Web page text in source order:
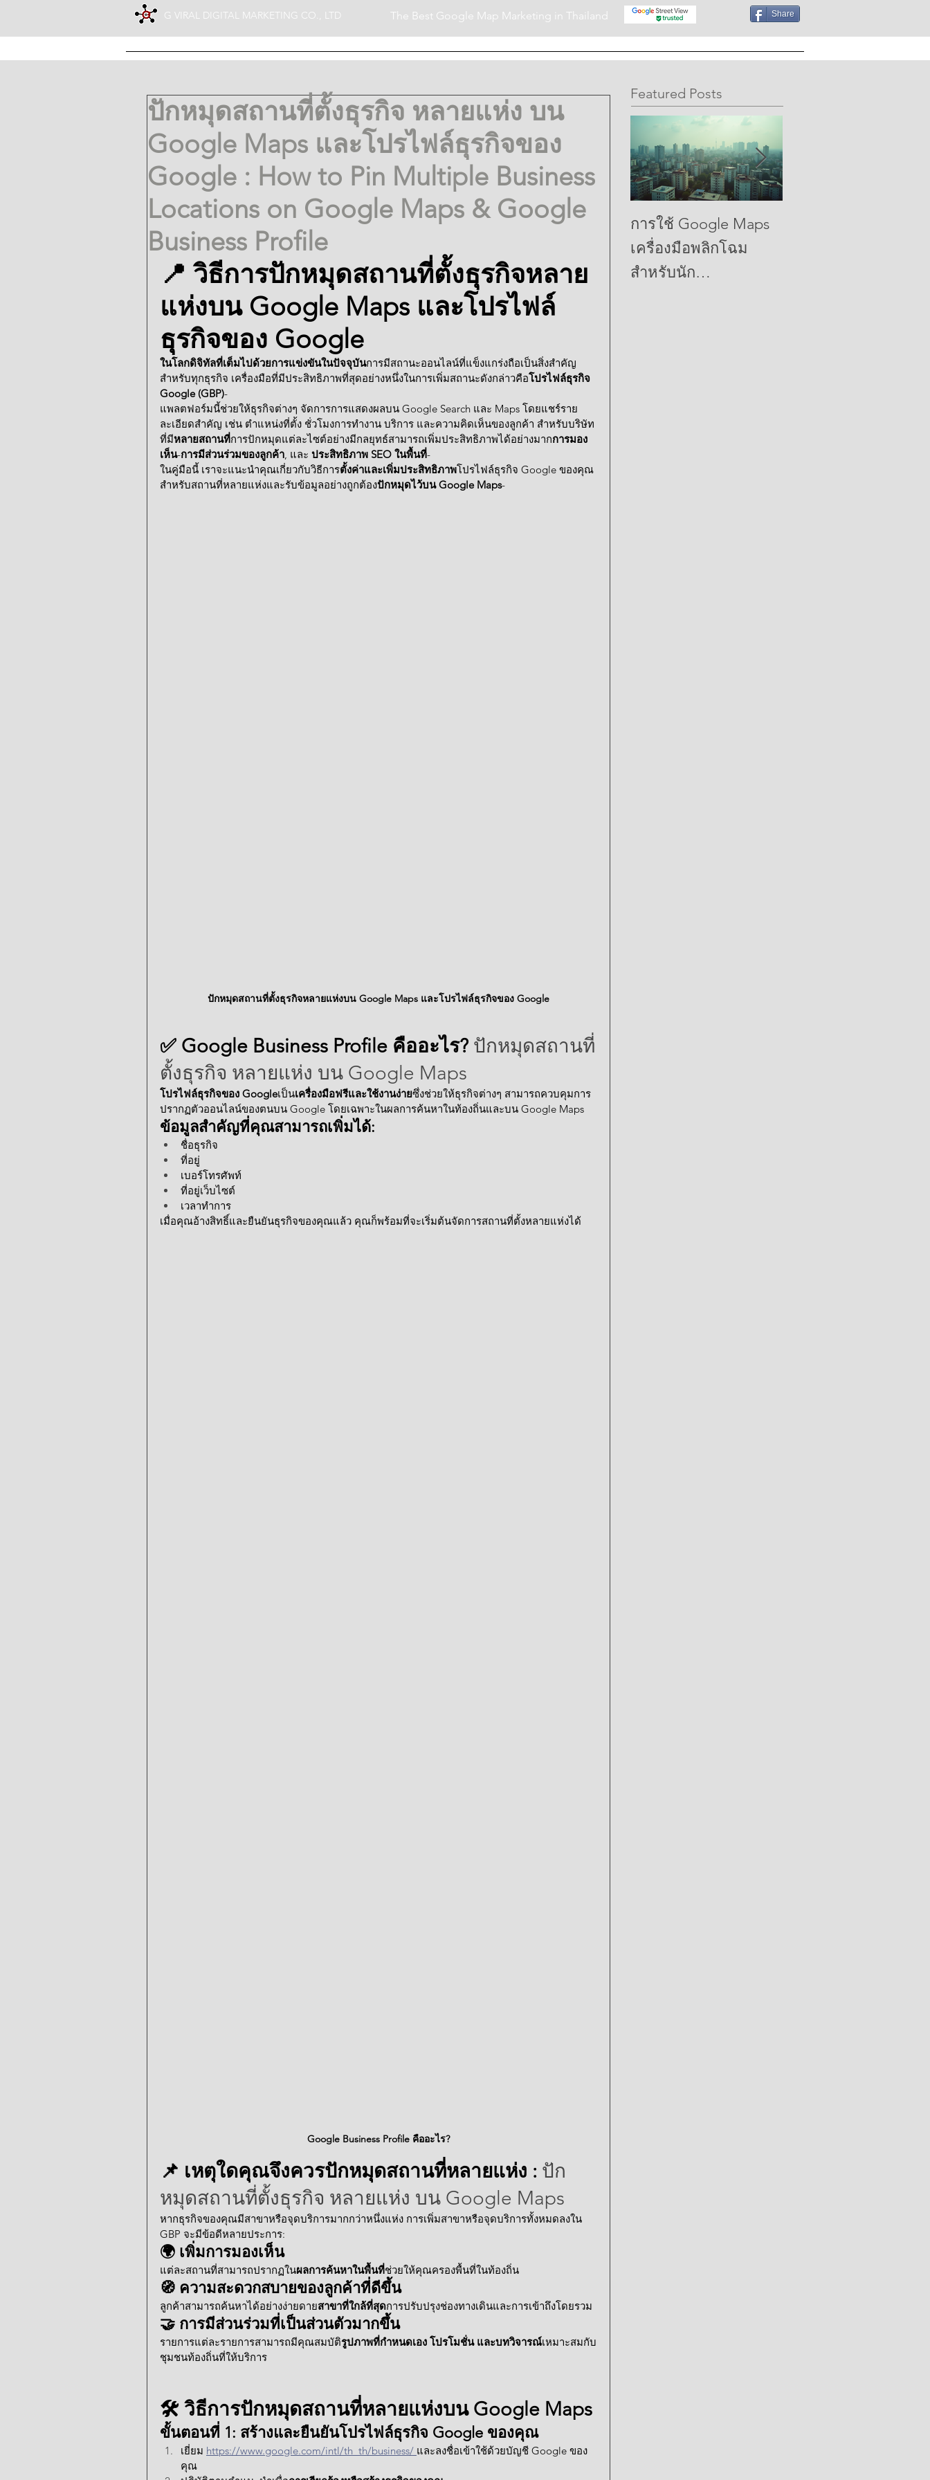
G VIRAL DIGITAL MARKETING CO., LTD The Best Google Map Marketing in Thailand Share
ปักหมุดสถานที่ตั้งธุรกิจ หลายแห่ง บน
Google Maps และโปรไฟล์ธุรกิจของ
Google : How to Pin Multiple Business
Locations on Google Maps & Google
Business Profile
📍 วิธีการปักหมุดสถานที่ตั้งธุรกิจหลาย
แห่งบน Google Maps และโปรไฟล์
ธุรกิจของ Google
ในโลกดิจิทัลที่เต็มไปด้วยการแข่งขันในปัจจุบันการมีสถานะออนไลน์ที่แข็งแกร่งถือเป็นสิ่งสำคัญ
สำหรับทุกธุรกิจ เครื่องมือที่มีประสิทธิภาพที่สุดอย่างหนึ่งในการเพิ่มสถานะดังกล่าวคือโปรไฟล์ธุรกิจ
Google (GBP)-
แพลตฟอร์มนี้ช่วยให้ธุรกิจต่างๆ จัดการการแสดงผลบน Google Search และ Maps โดยแชร์ราย
ละเอียดสำคัญ เช่น ตำแหน่งที่ตั้ง ชั่วโมงการทำงาน บริการ และความคิดเห็นของลูกค้า สำหรับบริษัท
ที่มีหลายสถานที่การปักหมุดแต่ละไซต์อย่างมีกลยุทธ์สามารถเพิ่มประสิทธิภาพได้อย่างมากการมอง
เห็น-การมีส่วนร่วมของลูกค้า, และ ประสิทธิภาพ SEO ในพื้นที่-
ในคู่มือนี้ เราจะแนะนำคุณเกี่ยวกับวิธีการตั้งค่าและเพิ่มประสิทธิภาพโปรไฟล์ธุรกิจ Google ของคุณ
สำหรับสถานที่หลายแห่งและรับข้อมูลอย่างถูกต้องปักหมุดไว้บน Google Maps-
ปักหมุดสถานที่ตั้งธุรกิจหลายแห่งบน Google Maps และโปรไฟล์ธุรกิจของ Google
✅ Google Business Profile คืออะไร? ปักหมุดสถานที่
ตั้งธุรกิจ หลายแห่ง บน Google Maps
โปรไฟล์ธุรกิจของ Googleเป็นเครื่องมือฟรีและใช้งานง่ายซึ่งช่วยให้ธุรกิจต่างๆ สามารถควบคุมการ
ปรากฏตัวออนไลน์ของตนบน Google โดยเฉพาะในผลการค้นหาในท้องถิ่นและบน Google Maps
ข้อมูลสำคัญที่คุณสามารถเพิ่มได้:
ชื่อธุรกิจ
ที่อยู่
เบอร์โทรศัพท์
ที่อยู่เว็บไซต์
เวลาทำการ
เมื่อคุณอ้างสิทธิ์และยืนยันธุรกิจของคุณแล้ว คุณก็พร้อมที่จะเริ่มต้นจัดการสถานที่ตั้งหลายแห่งได้
Google Business Profile คืออะไร?
📌 เหตุใดคุณจึงควรปักหมุดสถานที่หลายแห่ง : ปัก
หมุดสถานที่ตั้งธุรกิจ หลายแห่ง บน Google Maps
หากธุรกิจของคุณมีสาขาหรือจุดบริการมากกว่าหนึ่งแห่ง การเพิ่มสาขาหรือจุดบริการทั้งหมดลงใน
GBP จะมีข้อดีหลายประการ:
🌍 เพิ่มการมองเห็น
แต่ละสถานที่สามารถปรากฏในผลการค้นหาในพื้นที่ช่วยให้คุณครองพื้นที่ในท้องถิ่น
🧭 ความสะดวกสบายของลูกค้าที่ดีขึ้น
ลูกค้าสามารถค้นหาได้อย่างง่ายดายสาขาที่ใกล้ที่สุดการปรับปรุงช่องทางเดินและการเข้าถึงโดยรวม
🤝 การมีส่วนร่วมที่เป็นส่วนตัวมากขึ้น
รายการแต่ละรายการสามารถมีคุณสมบัติรูปภาพที่กำหนดเอง โปรโมชั่น และบทวิจารณ์เหมาะสมกับ
ชุมชนท้องถิ่นที่ให้บริการ
🛠️ วิธีการปักหมุดสถานที่หลายแห่งบน Google Maps
ขั้นตอนที่ 1: สร้างและยืนยันโปรไฟล์ธุรกิจ Google ของคุณ
เยี่ยม https://www.google.com/intl/th_th/business/ และลงชื่อเข้าใช้ด้วยบัญชี Google ของ
คุณ
Featured Posts
การใช้ Google Maps
เครื่องมือพลิกโฉม
สำหรับนัก